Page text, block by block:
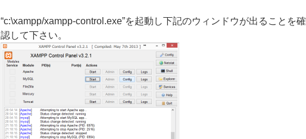
“c:\xampp/xampp-control.exe”を起動し下記のウィンドウが出ることを確
認して下さい。